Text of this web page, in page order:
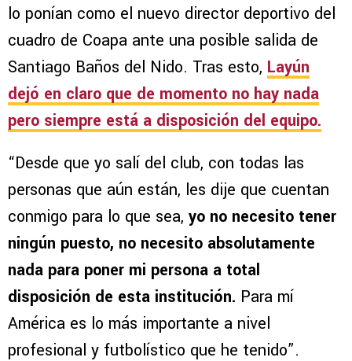
lo ponían como el nuevo director deportivo del
cuadro de Coapa ante una posible salida de
Santiago Baños del Nido. Tras esto, Layún
dejó en claro que de momento no hay nada
pero siempre está a disposición del equipo.
“Desde que yo salí del club, con todas las
personas que aún están, les dije que cuentan
conmigo para lo que sea, yo no necesito tener
ningún puesto, no necesito absolutamente
nada para poner mi persona a total
disposición de esta institución. Para mí
América es lo más importante a nivel
profesional y futbolístico que he tenido”.